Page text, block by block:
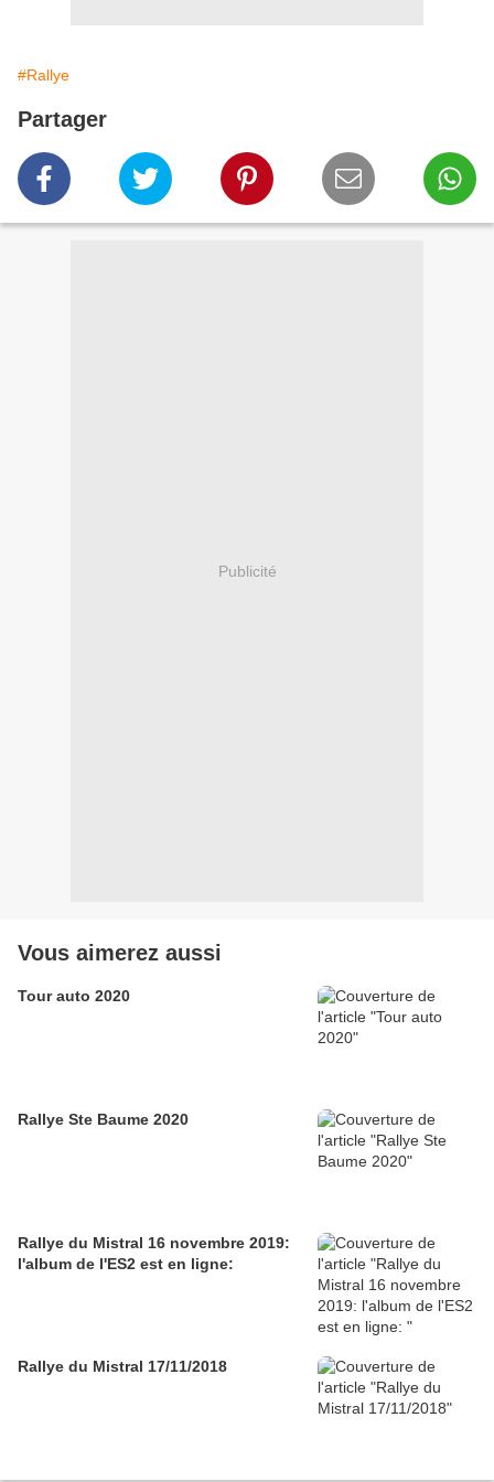
#Rallye
Partager
Publicité
Vous aimerez aussi
Tour auto 2020
Rallye Ste Baume 2020
Rallye du Mistral 16 novembre 2019:
l'album de l'ES2 est en ligne:
Rallye du Mistral 17/11/2018